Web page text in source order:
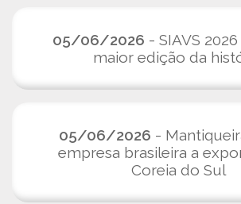
05/06/2026 - SIAVS
maior edição da
05/06/2026 -
empresa brasileira a
Coreia do Sul